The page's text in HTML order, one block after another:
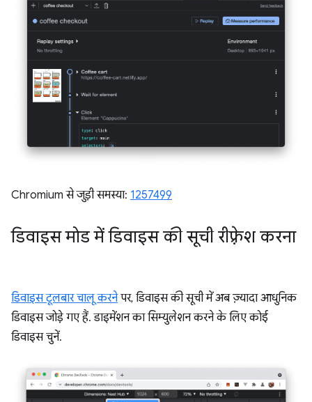
Chromium से जुड़ी समस्या: 1257499
डिवाइस मोड में डिवाइस की सूची रीफ़्रेश करना
डिवाइस टूलबार चालू करनेपर, डिवाइस की सूची में अब ज़्यादा आधुनिक
डिवाइस जोड़े गए हैं. डाइमेंशन का सिम्युलेशन करने के लिए कोई
डिवाइस चुनें.